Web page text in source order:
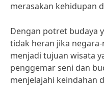
merasakan kehidupan
Dengan potret budaya
tidak heran jika
menjadi tujuan wisata
penggemar seni dan
menjelajahi keindahan